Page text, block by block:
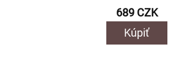
689 CZK
Kúpiť